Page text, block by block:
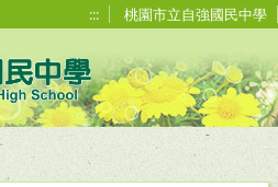
::: 桃園市立自強國民中學